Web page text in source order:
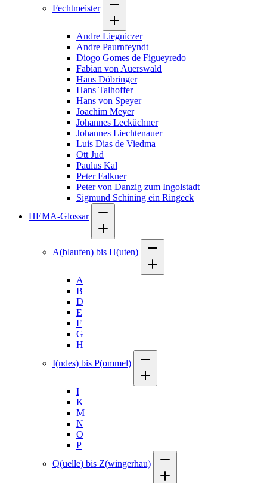
Fechtmeister
Andre Liegniczer
Andre Paurnfeyndt
Diogo Gomes de Figueyredo
Fabian von Auerswald
Hans Döbringer
Hans Talhoffer
Hans von Speyer
Joachim Meyer
Johannes Lecküchner
Johannes Liechtenauer
Luis Dias de Viedma
Ott Jud
Paulus Kal
Peter Falkner
Peter von Danzig zum Ingolstadt
Sigmund Schining ein Ringeck
HEMA-Glossar
A(blaufen) bis H(uten)
A
B
D
E
F
G
H
I(ndes) bis P(ommel)
I
K
M
N
O
P
Q(uelle) bis Z(wingerhau)